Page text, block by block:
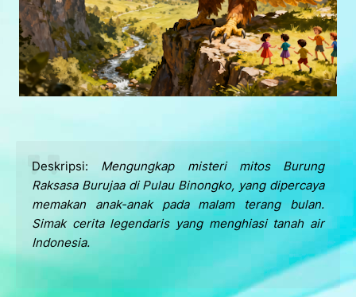
Deskripsi: Mengungkap misteri mitos Burung
Raksasa Burujaa di Pulau Binongko, yang dipercaya
memakan anak-anak pada malam terang bulan.
Simak cerita legendaris yang menghiasi tanah air
Indonesia.